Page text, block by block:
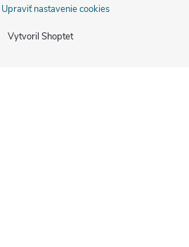
Vytvoril Shoptet
Upraviť nastavenie cookies